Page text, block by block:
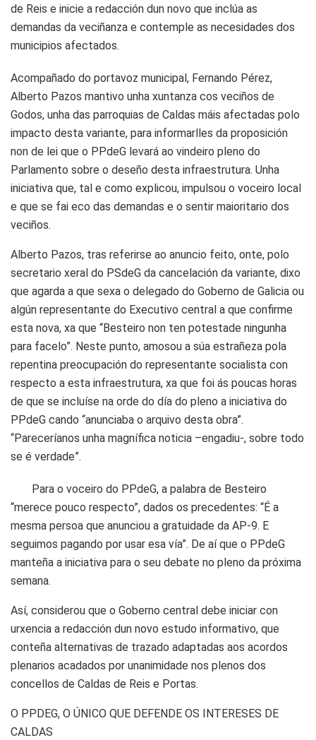
de Reis e inicie a redacción dun novo que inclúa as
demandas da veciñanza e contemple as necesidades dos
municipios afectados.
Acompañado do portavoz municipal, Fernando Pérez,
Alberto Pazos mantivo unha xuntanza cos veciños de
Godos, unha das parroquias de Caldas máis afectadas polo
impacto desta variante, para informarlles da proposición
non de lei que o PPdeG levará ao vindeiro pleno do
Parlamento sobre o deseño desta infraestrutura. Unha
iniciativa que, tal e como explicou, impulsou o voceiro local
e que se fai eco das demandas e o sentir maioritario dos
veciños.
Alberto Pazos, tras referirse ao anuncio feito, onte, polo
secretario xeral do PSdeG da cancelación da variante, dixo
que agarda a que sexa o delegado do Goberno de Galicia ou
algún representante do Executivo central a que confirme
esta nova, xa que “Besteiro non ten potestade ningunha
para facelo”. Neste punto, amosou a súa estrañeza pola
repentina preocupación do representante socialista con
respecto a esta infraestrutura, xa que foi ás poucas horas
de que se incluíse na orde do día do pleno a iniciativa do
PPdeG cando “anunciaba o arquivo desta obra”.
“Pareceríanos unha magnífica noticia –engadiu-, sobre todo
se é verdade”.
Para o voceiro do PPdeG, a palabra de Besteiro
“merece pouco respecto”, dados os precedentes: “É a
mesma persoa que anunciou a gratuidade da AP-9. E
seguimos pagando por usar esa vía”. De aí que o PPdeG
manteña a iniciativa para o seu debate no pleno da próxima
semana.
Así, considerou que o Goberno central debe iniciar con
urxencia a redacción dun novo estudo informativo, que
conteña alternativas de trazado adaptadas aos acordos
plenarios acadados por unanimidade nos plenos dos
concellos de Caldas de Reis e Portas.
O PPDEG, O ÚNICO QUE DEFENDE OS INTERESES DE
CALDAS